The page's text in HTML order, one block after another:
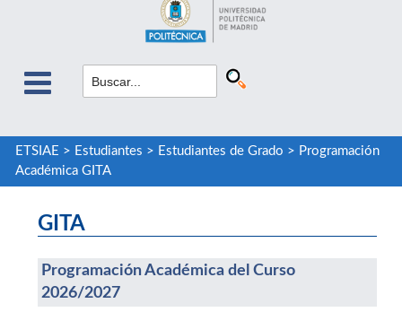
ETSIAE > Estudiantes > Estudiantes de Grado > Programación
Académica GITA
GITA
Programación Académica del Curso
2026/2027